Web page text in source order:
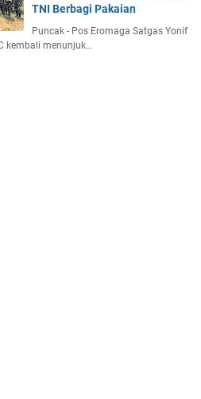
TNI Berbagi Pakaian
Puncak - Pos Eromaga Satgas Yonif
kembali menunjuk…